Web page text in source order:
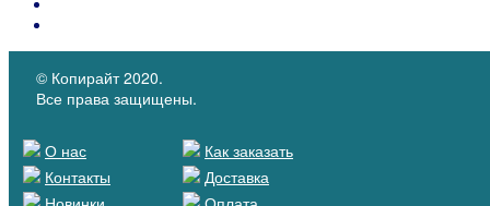
© Копирайт 2020.
Все права защищены.
О нас
Контакты
Как заказать
Доставка